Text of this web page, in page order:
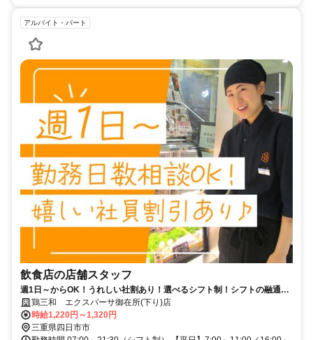
アルバイト・パート
飲食店の店舗スタッフ
週1日～からOK！うれしい社割あり！選べるシフト制！シフトの融通が
利くから初バイトに選びやすい！
鶏三和 エクスパーサ御在所(下り)店
時給1,220円～1,320円
三重県四日市市